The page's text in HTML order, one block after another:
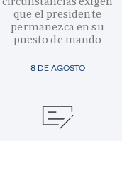
8 DE AGOSTO
que el presidente
permanezca en su
puesto de mando